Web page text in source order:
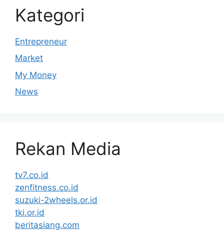
Kategori
Entrepreneur
Market
My Money
News
Rekan Media
tv7.co.id
zenfitness.co.id
suzuki-2wheels.or.id
tki.or.id
beritasiang.com